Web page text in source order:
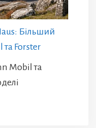
Більший
Forster
Mobil та